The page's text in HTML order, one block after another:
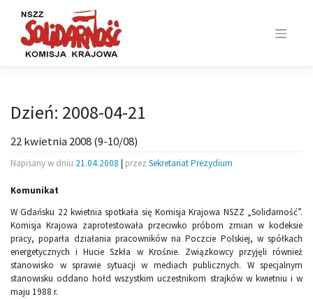
content
Dzień: 2008-04-21
22 kwietnia 2008 (9-10/08)
Napisany w dniu 21.04.2008 | przez Sekretariat Prezydium
Komunikat
W Gdańsku 22 kwietnia spotkała się Komisja Krajowa NSZZ „Solidarność”.
Komisja Krajowa zaprotestowała przeciwko próbom zmian w kodeksie
pracy, poparła działania pracowników na Poczcie Polskiej, w spółkach
energetycznych i Hucie Szkła w Krośnie. Związkowcy przyjęli również
stanowisko w sprawie sytuacji w mediach publicznych. W specjalnym
stanowisku oddano hołd wszystkim uczestnikom strajków w kwietniu i w
maju 1988 r.